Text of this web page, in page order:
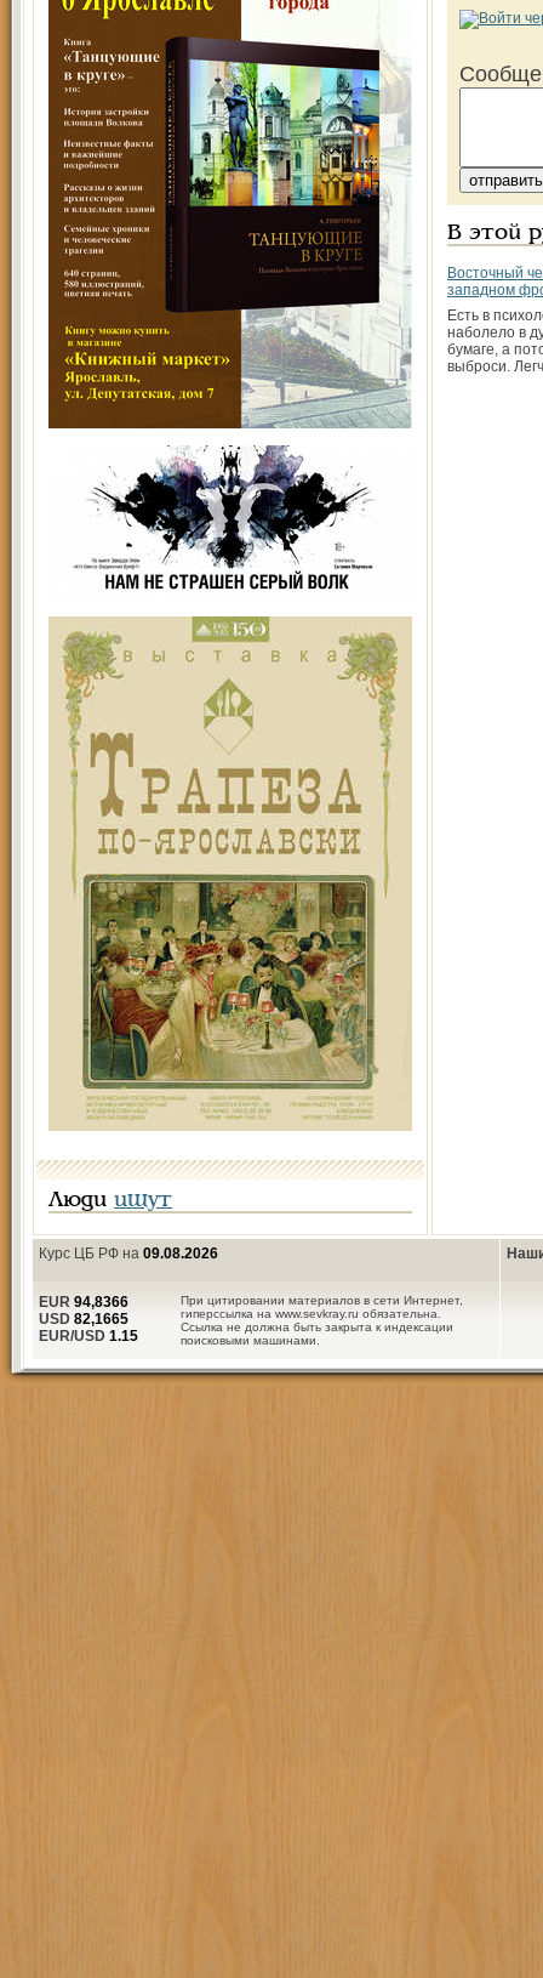
Люди ищут
В этой
Восточный
западном
Есть в
наболело в
бумаге, а
выброси.
Курс ЦБ РФ на 09.08.2026
При цитировании материалов в сети Интернет,
гиперссылка на www.sevkray.ru обязательна.
Ссылка не должна быть закрыта к индексации
поисковыми машинами.
EUR 94,8366
USD 82,1665
EUR/USD 1.15